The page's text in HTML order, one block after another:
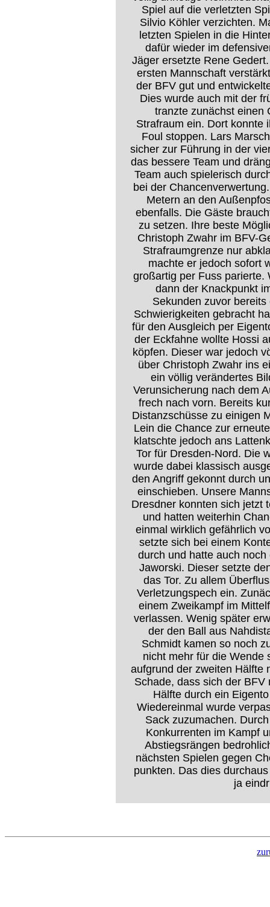
Spiel auf die verletzten
Silvio Köhler verzichten.
letzten Spielen in die
dafür wieder im
Jäger ersetzte Rene
ersten Mannschaft
der BFV gut und
Dies wurde auch mit der
tranzte zunächst einen
Strafraum ein. Dort konnte
Foul stoppen. Lars
sicher zur Führung in der
das bessere Team und
Team auch spielerisch
bei der
Metern an den
ebenfalls. Die Gäste
zu setzen. Ihre beste
Christoph Zwahr im BFV-
Strafraumgrenze nur
machte er jedoch sofort
großartig per Fuss parierte.
dann der Knackpunkt
Sekunden zuvor
Schwierigkeiten gebracht
für den Ausgleich per
der Eckfahne wollte Hossi
köpfen. Dieser war jedoch
über Christoph Zwahr ins
ein völlig verändertes
Verunsicherung nach dem
frech nach vorn. Bereits
Distanzschüsse zu einigen
Lein die Chance zur
klatschte jedoch ans
Tor für Dresden-Nord. Die
wurde dabei klassisch
den Angriff gekonnt durch
einschieben. Unsere
Dresdner konnten sich jetzt
und hatten weiterhin
einmal wirklich gefährlich
setzte sich bei einem
durch und hatte auch
Jaworski. Dieser setzte
das Tor. Zu allem
Verletzungspech ein.
einem Zweikampf im
verlassen. Wenig später
der den Ball aus
Schmidt kamen so noch
nicht mehr für die Wende
aufgrund der zweiten Hälfte
Schade, dass sich der
Hälfte durch ein
Wiedereinmal wurde
Sack zuzumachen.
Konkurrenten im Kampf
Abstiegsrängen
nächsten Spielen gegen
punkten. Das dies
ja